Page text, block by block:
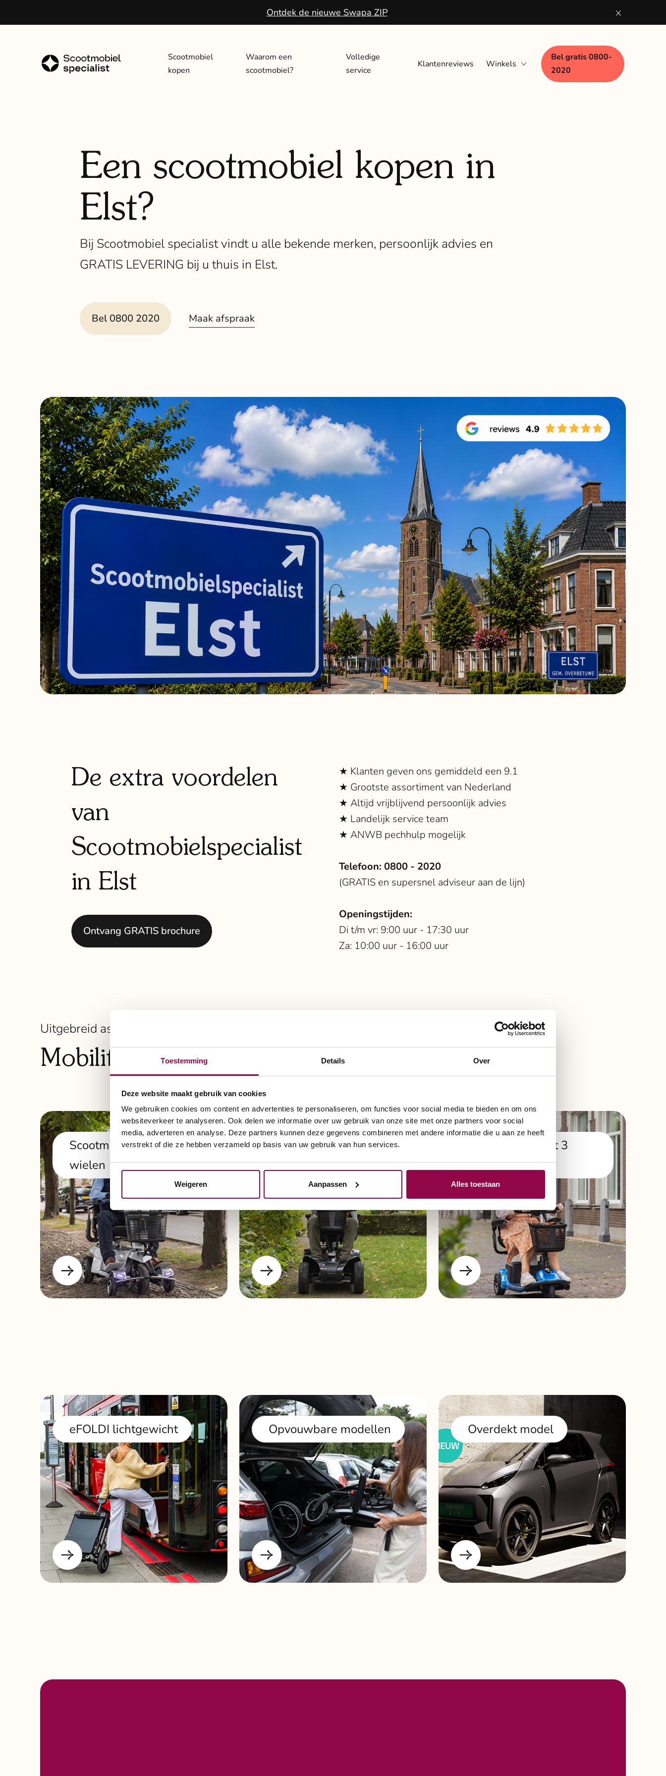
Toestemming Details Over
Deze website maakt gebruik van cookies
We gebruiken cookies om content en advertenties te personaliseren, om functies voor social media te bieden en om ons
websiteverkeer te analyseren. Ook delen we informatie over uw gebruik van onze site met onze partners voor social
media, adverteren en analyse. Deze partners kunnen deze gegevens combineren met andere informatie die u aan ze heeft
verstrekt of die ze hebben verzameld op basis van uw gebruik van hun services.
Weigeren Aanpassen Alles toestaan
Ontdek de nieuwe Swapa ZIP
Scootmobiel
kopen
Waarom een
scootmobiel?
Volledige
service
Klantenreviews
Winkels
Zaandam
Bekijk alle winkels
Bel gratis 0800-
2020
Een scootmobiel kopen in
Elst?
Bij Scootmobiel specialist vindt u alle bekende merken, persoonlijk advies en
GRATIS LEVERING bij u thuis in Elst.
Bel 0800 2020 Maak afspraak
De extra voordelen
van
Scootmobielspecialist
in Elst
Ontvang GRATIS brochure
★ Klanten geven ons gemiddeld een 9.1
★ Grootste assortiment van Nederland
★ Altijd vrijblijvend persoonlijk advies
★ Landelijk service team
★ ANWB pechhulp mogelijk
Telefoon: 0800 - 2020
(GRATIS en supersnel adviseur aan de lijn)
Openingstijden:
Di t/m vr: 9:00 uur - 17:30 uur
Za: 10:00 uur - 16:00 uur
Uitgebreid assortiment scootmobielen
Mobiliteit die past bij uw manier van leven
Scootmobiel met 5
wielen
Scootmobiel met 4
wielen
Scootmobiel met 3
wielen
eFOLDI lichtgewicht Opvouwbare modellen Overdekt model